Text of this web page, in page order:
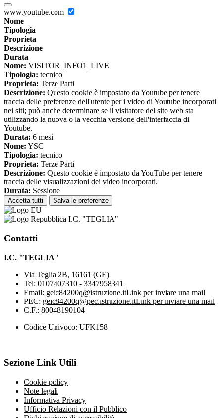
www.youtube.com
Nome
Tipologia
Proprieta
Descrizione
Durata
Nome: VISITOR_INFO1_LIVE
Tipologia: tecnico
Proprieta: Terze Parti
Descrizione: Questo cookie è impostato da Youtube per tenere
traccia delle preferenze dell'utente per i video di Youtube incorporati
nei siti; può anche determinare se il visitatore del sito web sta
utilizzando la nuova o la vecchia versione dell'interfaccia di
Youtube.
Durata: 6 mesi
Nome: YSC
Tipologia: tecnico
Proprieta: Terze Parti
Descrizione: Questo cookie è impostato da YouTube per tenere
traccia delle visualizzazioni dei video incorporati.
Durata: Sessione
Accetta tutti Salva le preferenze
I.C. "TEGLIA"
Contatti
I.C. "TEGLIA"
Via Teglia 2B, 16161 (GE)
Tel: 0107407310 - 3347958341
Email: geic84200q@istruzione.itLink per inviare una mail
PEC: geic84200q@pec.istruzione.itLink per inviare una mail
C.F.: 80048190104
Codice Univoco: UFK158
Sezione Link Utili
Cookie policy
Note legali
Informativa Privacy
Ufficio Relazioni con il Pubblico